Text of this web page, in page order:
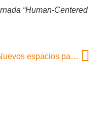
“Human-Centered
Nuevos espacios para motivar el talento y mejorar la productividad